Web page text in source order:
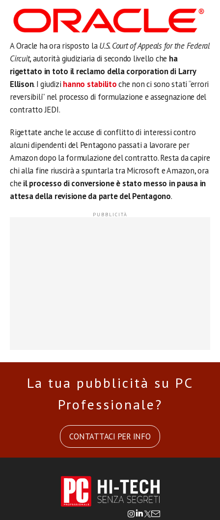
A Oracle ha ora risposto laU.S. Court of Appeals for the Federal
Circuit, autorità giudiziaria di secondo livello che ha
rigettato in toto il reclamo della corporation di Larry
Ellison. I giudizi hanno stabilitoche non ci sono stati “errori
reversibili” nel processo di formulazione e assegnazione del
contratto JEDI.
Rigettate anche le accuse di conflitto di interessi contro
alcuni dipendenti del Pentagono passati a lavorare per
Amazon dopo la formulazione del contratto. Resta da capire
chi alla fine riuscirà a spuntarla tra Microsoft e Amazon, ora
che il processo di conversione è stato messo in pausa in
attesa della revisione da parte del Pentagono.
La tua pubblicità su PC
Professionale?
CONTATTACI PER INFO